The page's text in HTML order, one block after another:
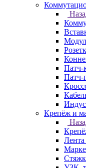
Патч-
Патч-
Крепёж и
Лента